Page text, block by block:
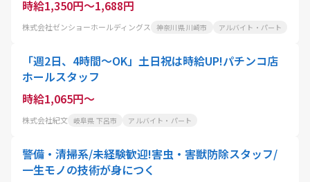
時給1,350円～1,688円
株式会社ゼンショーホールディングス 神奈川県 川崎市 アルバイト・パート
「週2日、4時間～OK」土日祝は時給UP!パチンコ店
ホールスタッフ
時給1,065円～
株式会社紀文 岐阜県 下呂市 アルバイト・パート
警備・清掃系/未経験歓迎!害虫・害獣防除スタッフ/
一生モノの技術が身につく